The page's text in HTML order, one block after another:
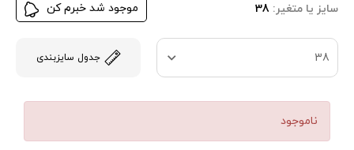
سایز یا متغیر: 38 موجود شد خبرم کن
38 جدول سایزبندی
ناموجود